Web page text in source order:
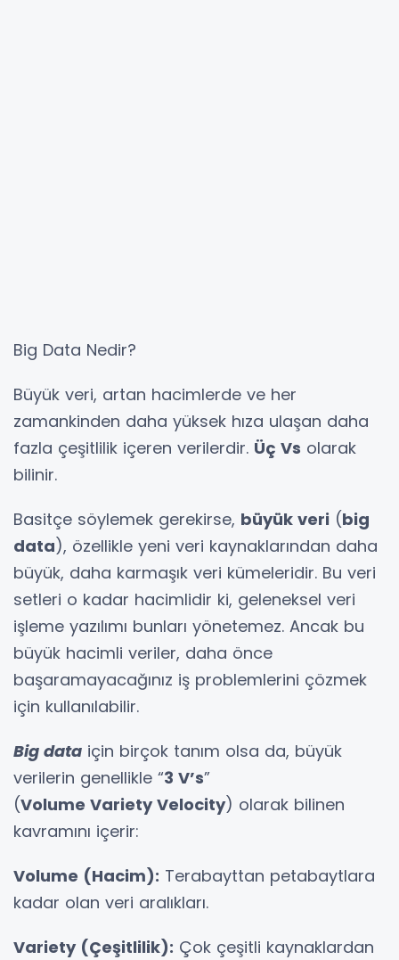
Big Data Nedir?
Büyük veri, artan hacimlerde ve her
zamankinden daha yüksek hıza ulaşan daha
fazla çeşitlilik içeren verilerdir. Üç Vs olarak
bilinir.
Basitçe söylemek gerekirse, büyük veri (big
data), özellikle yeni veri kaynaklarından daha
büyük, daha karmaşık veri kümeleridir. Bu veri
setleri o kadar hacimlidir ki, geleneksel veri
işleme yazılımı bunları yönetemez. Ancak bu
büyük hacimli veriler, daha önce
başaramayacağınız iş problemlerini çözmek
için kullanılabilir.
Big data için birçok tanım olsa da, büyük
verilerin genellikle “3 V’s”
(Volume Variety Velocity) olarak bilinen
kavramını içerir:
Volume (Hacim): Terabayttan petabaytlara
kadar olan veri aralıkları.
Variety (Çeşitlilik): Çok çeşitli kaynaklardan